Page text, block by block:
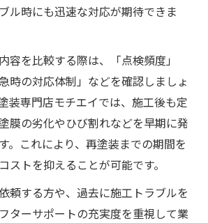
ル時にも迅速な対応が期待できま
容を比較する際は、「点検頻度」
時の対応体制」などを確認しましょ
装専門店モチエイでは、施工後も定
膜の劣化やひび割れなどを早期に発
。これにより、再塗装までの期間を
ストを抑えることが可能です。
頼する方や、過去に施工トラブルを
ターサポートの充実度を重視して業